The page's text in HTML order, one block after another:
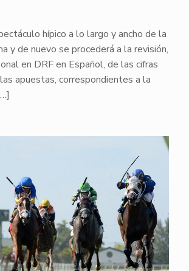
hípico a lo largo y ancho de la
y de nuevo se procederá a la revisión,
en DRF en Español, de las cifras
apuestas, correspondientes a la